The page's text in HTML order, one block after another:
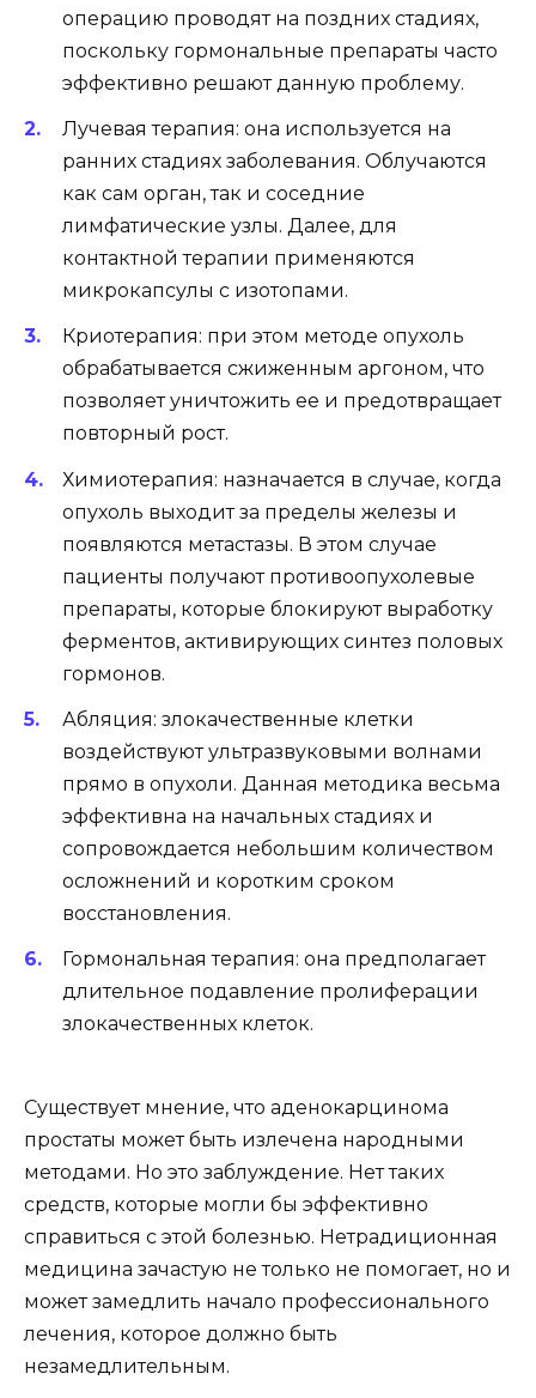
операцию проводят на поздних стадиях,
поскольку гормональные препараты часто
эффективно решают данную проблему.
Лучевая терапия: она используется на
ранних стадиях заболевания. Облучаются
как сам орган, так и соседние
лимфатические узлы. Далее, для
контактной терапии применяются
микрокапсулы с изотопами.
Криотерапия: при этом методе опухоль
обрабатывается сжиженным аргоном, что
позволяет уничтожить ее и предотвращает
повторный рост.
Химиотерапия: назначается в случае, когда
опухоль выходит за пределы железы и
появляются метастазы. В этом случае
пациенты получают противоопухолевые
препараты, которые блокируют выработку
ферментов, активирующих синтез половых
гормонов.
Абляция: злокачественные клетки
воздействуют ультразвуковыми волнами
прямо в опухоли. Данная методика весьма
эффективна на начальных стадиях и
сопровождается небольшим количеством
осложнений и коротким сроком
восстановления.
Гормональная терапия: она предполагает
длительное подавление пролиферации
злокачественных клеток.
Существует мнение, что аденокарцинома
простаты может быть излечена народными
методами. Но это заблуждение. Нет таких
средств, которые могли бы эффективно
справиться с этой болезнью. Нетрадиционная
медицина зачастую не только не помогает, но и
может замедлить начало профессионального
лечения, которое должно быть
незамедлительным.